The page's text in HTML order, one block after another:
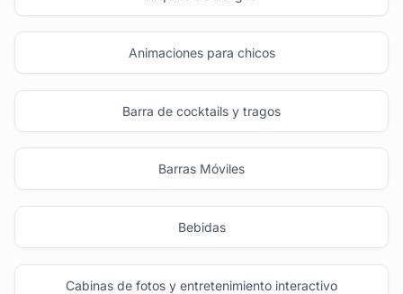
Animaciones para chicos
Barra de cocktails y tragos
Barras Móviles
Bebidas
Cabinas de fotos y entretenimiento interactivo